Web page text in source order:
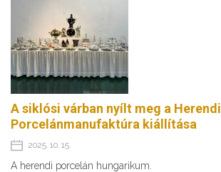
A siklósi várban nyílt meg a Herendi
Porcelánmanufaktúra kiállítása
2025. 10. 15.
A herendi porcelán hungarikum.